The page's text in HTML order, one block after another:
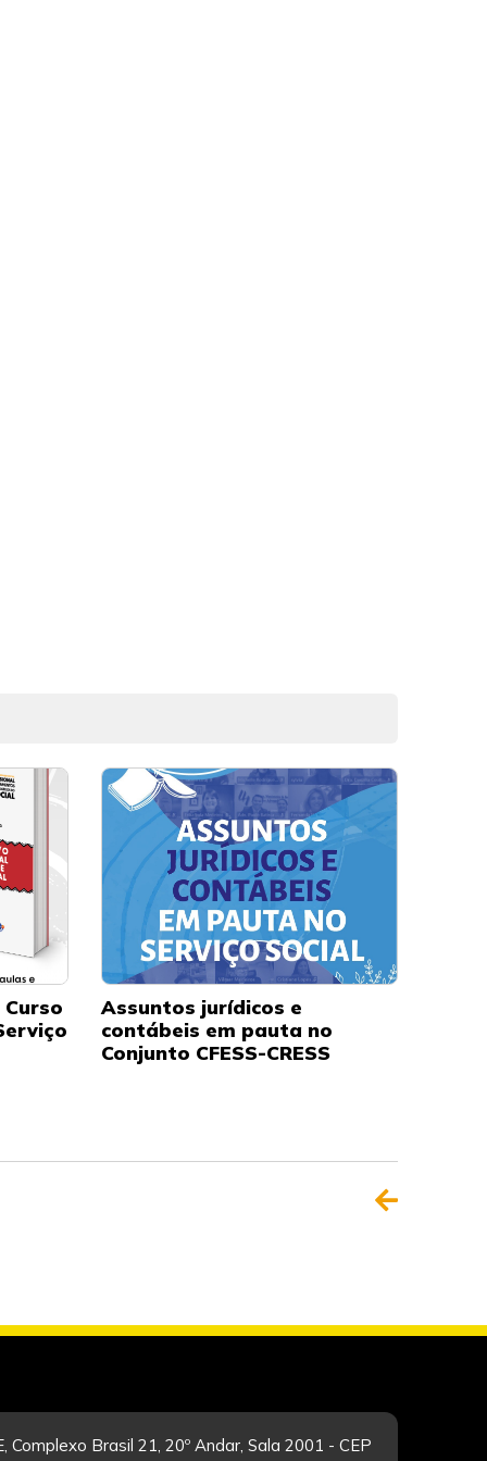
Assuntos jurídicos e
contábeis em pauta no
Conjunto CFESS-CRESS
Complexo Brasil 21, 20º Andar, Sala 2001 - CEP